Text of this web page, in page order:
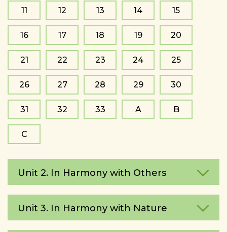
11 12 13 14 15
16 17 18 19 20
21 22 23 24 25
26 27 28 29 30
31 32 33 A B
C
Unit 2. In Harmony with Others
Unit 3. In Harmony with Nature